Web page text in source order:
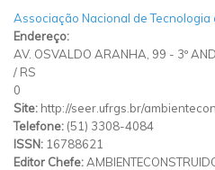
Associação Nacional de
Endereço:
AV. OSVALDO ARANHA, 99 - 3º
/ RS
0
Site: http://seer.ufrgs.br/
Telefone: (51) 3308-4084
ISSN: 16788621
Editor Chefe: